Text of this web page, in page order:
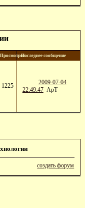
ПросмотровПоследнее сообщение
1225
2009-07-04
22:49:47 ApT
создать форум